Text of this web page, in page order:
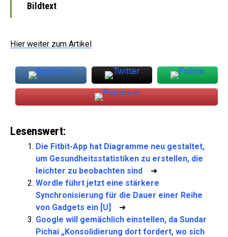
Bildtext
Hier weiter zum Artikel
Lesenswert:
Die Fitbit-App hat Diagramme neu gestaltet,
um Gesundheitsstatistiken zu erstellen, die
leichter zu beobachten sind ➜
Wordle führt jetzt eine stärkere
Synchronisierung für die Dauer einer Reihe
von Gadgets ein [U]
➜
Google will gemächlich einstellen, da Sundar
Pichai „Konsolidierung dort fordert, wo sich